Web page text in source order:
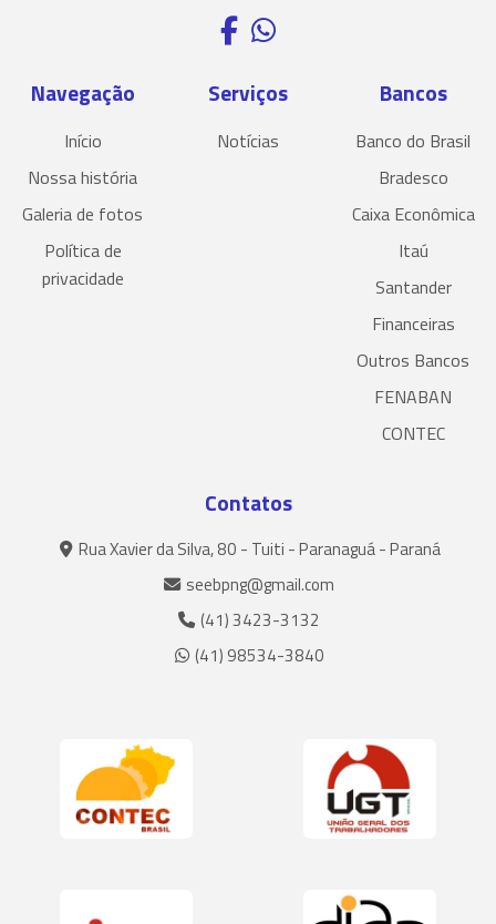
Navegação
Início
Nossa história
Galeria de fotos
Política de
privacidade
Serviços
Notícias
Bancos
Banco do Brasil
Bradesco
Caixa Econômica
Itaú
Santander
Financeiras
Outros Bancos
FENABAN
CONTEC
Contatos
Rua Xavier da Silva, 80 - Tuiti - Paranaguá - Paraná
seebpng@gmail.com
(41) 3423-3132
(41) 98534-3840